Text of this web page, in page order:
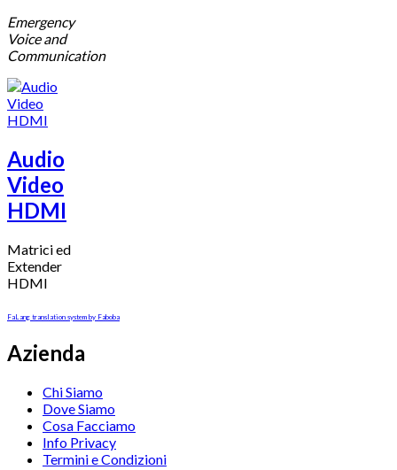
Emergency
Voice and
Communication
Audio
Video
HDMI
Matrici ed
Extender
HDMI
FaLang translation system by Faboba
Azienda
Chi Siamo
Dove Siamo
Cosa Facciamo
Info Privacy
Termini e Condizioni